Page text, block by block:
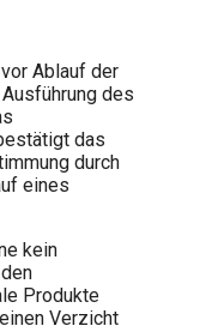
Ablauf der
des
das
durch
eines
kein
Produkte
Verzicht